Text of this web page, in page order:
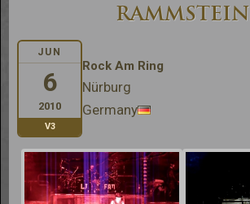
RAMMSTEIN
JUN
6
2010
V3
Rock Am Ring
Nürburg
Germany